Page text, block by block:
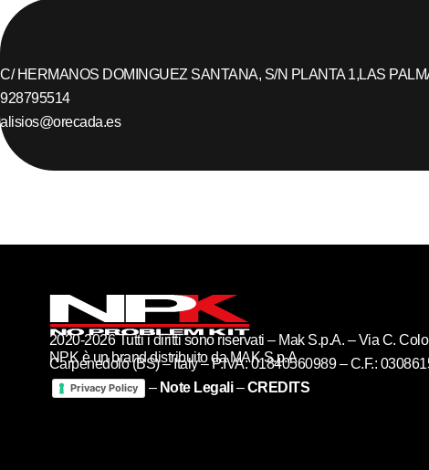
C/ HERMANOS DOMINGUEZ SANTANA, S/N PLANTA 1,LAS
928795514
alisios@orecada.es
NPK è un brand distribuito da MAK S.p.A
2020-2026 Tutti i diritti sono riservati – Mak S.p.A. – Via C.
Carpenedolo (BS) – Italy – P.IVA: 01840560989 – C.F.:
Privacy Policy – Note Legali–CREDITS